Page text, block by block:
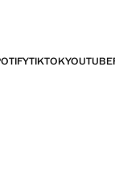
YOUTUBE
TIKTOK